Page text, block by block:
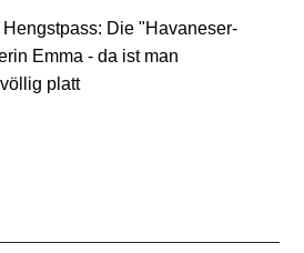
Die "Havaneser-
Emma - da ist man
platt